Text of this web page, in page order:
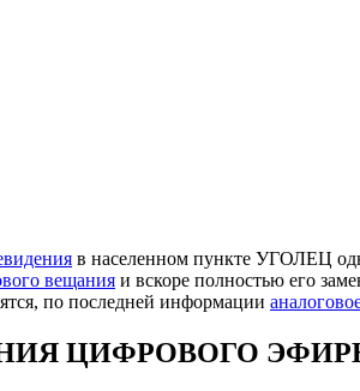
в населенном пункте УГОЛЕЦ
вещания и вскоре полностью его
по последней информации
ЦИФРОВОГО